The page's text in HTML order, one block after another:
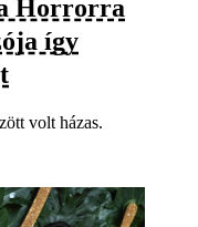
Horrorra
így
volt házas.